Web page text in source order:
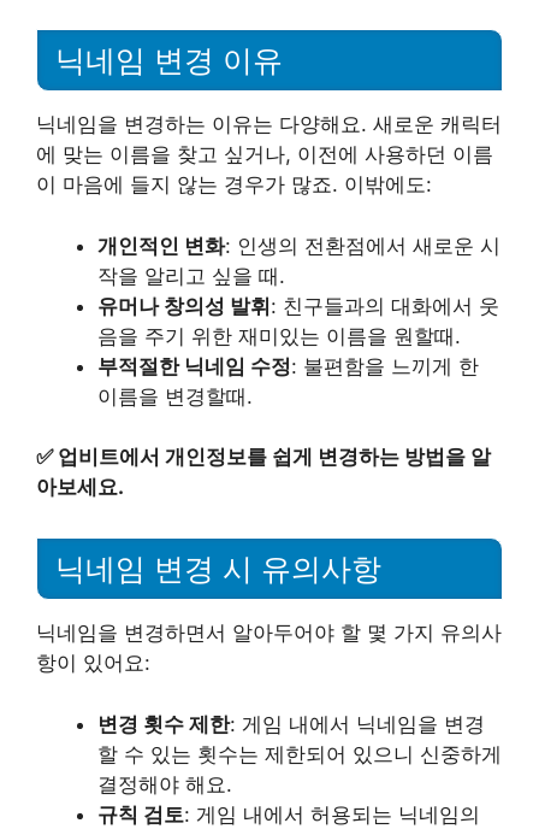
닉네임 변경 이유
닉네임을 변경하는 이유는 다양해요. 새로운 캐릭터
에 맞는 이름을 찾고 싶거나, 이전에 사용하던 이름
이 마음에 들지 않는 경우가 많죠. 이밖에도:
개인적인 변화: 인생의 전환점에서 새로운 시
작을 알리고 싶을 때.
유머나 창의성 발휘: 친구들과의 대화에서 웃
음을 주기 위한 재미있는 이름을 원할때.
부적절한 닉네임 수정: 불편함을 느끼게 한
이름을 변경할때.
✅ 업비트에서 개인정보를 쉽게 변경하는 방법을 알
아보세요.
닉네임 변경 시 유의사항
닉네임을 변경하면서 알아두어야 할 몇 가지 유의사
항이 있어요:
변경 횟수 제한: 게임 내에서 닉네임을 변경
할 수 있는 횟수는 제한되어 있으니 신중하게
결정해야 해요.
규칙 검토: 게임 내에서 허용되는 닉네임의